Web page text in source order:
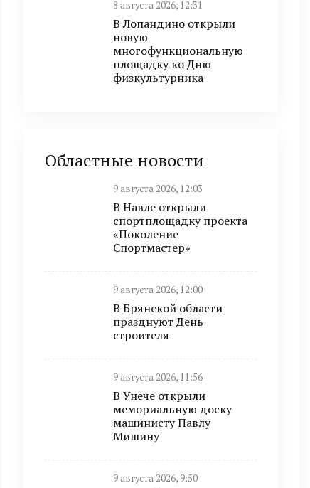
8 августа 2026, 12:31
В Лопандино открыли
новую
многофункциональную
площадку ко Дню
физкультурника
Областные новости
9 августа 2026, 12:03
В Навле открыли
спортплощадку проекта
«Поколение
Спортмастер»
9 августа 2026, 12:00
В Брянской области
празднуют День
строителя
9 августа 2026, 11:56
В Унече открыли
мемориальную доску
машинисту Павлу
Мишину
9 августа 2026, 9:50